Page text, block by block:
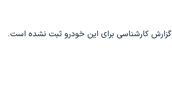
گزارش کارشناسی برای این خودرو ثبت نشده است.